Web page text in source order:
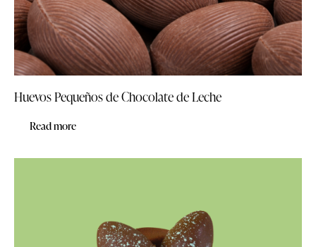
Huevos Pequeños de Chocolate de Leche
Read more